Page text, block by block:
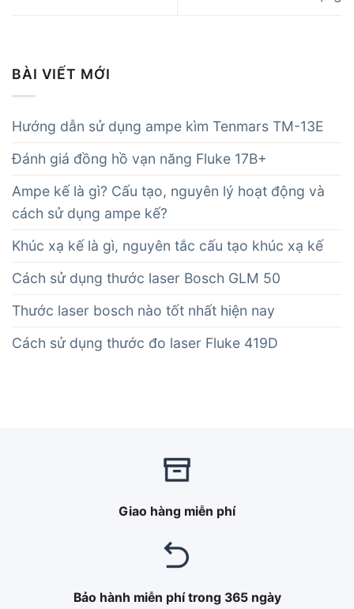
BÀI VIẾT MỚI
Hướng dẫn sử dụng ampe kìm Tenmars TM-13E
Đánh giá đồng hồ vạn năng Fluke 17B+
Ampe kế là gì? Cấu tạo, nguyên lý hoạt động và
cách sử dụng ampe kế?
Khúc xạ kế là gì, nguyên tắc cấu tạo khúc xạ kế
Cách sử dụng thước laser Bosch GLM 50
Thước laser bosch nào tốt nhất hiện nay
Cách sử dụng thước đo laser Fluke 419D
Giao hàng miễn phí
Bảo hành miễn phí trong 365 ngày